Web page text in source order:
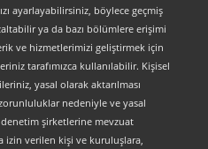
ayarlayabilirsiniz, böylece geçmiş
ya da bazı bölümlere erişimi
ve hizmetlerimizi geliştirmek için
tarafımızca kullanılabilir. Kişisel
yasal olarak aktarılması
nedeniyle ve yasal
denetim şirketlerine mevzuat
izin verilen kişi ve kuruluşlara,